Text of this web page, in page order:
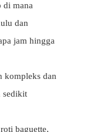
di mana
dan
jam hingga
kompleks dan
sedikit
baguette,